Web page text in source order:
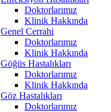
Doktorlarımız
Klinik Hakkında
Genel Cerrahi
Doktorlarımız
Klinik Hakkında
Göğüs Hastalıkları
Doktorlarımız
Klinik Hakkında
Göz Hastalıkları
Doktorlarımız